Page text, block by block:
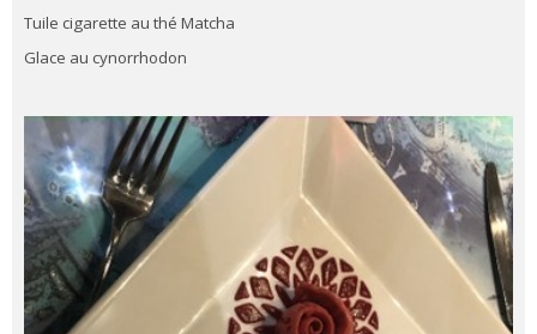
Tuile cigarette au thé Matcha
Glace au cynorrhodon